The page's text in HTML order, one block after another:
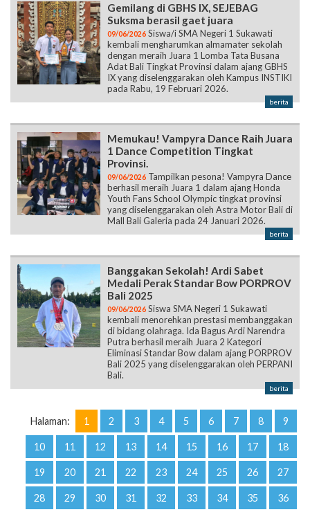
Gemilang di GBHS IX, SEJEBAG
Suksma berasil gaet juara
09/06/2026 Siswa/i SMA Negeri 1 Sukawati
kembali mengharumkan almamater sekolah
dengan meraih Juara 1 Lomba Tata Busana
Adat Bali Tingkat Provinsi dalam ajang GBHS
IX yang diselenggarakan oleh Kampus INSTIKI
pada Rabu, 19 Februari 2026.
berita
Memukau! Vampyra Dance Raih Juara
1 Dance Competition Tingkat
Provinsi.
09/06/2026 Tampilkan pesona! Vampyra Dance
berhasil meraih Juara 1 dalam ajang Honda
Youth Fans School Olympic tingkat provinsi
yang diselenggarakan oleh Astra Motor Bali di
Mall Bali Galeria pada 24 Januari 2026.
berita
Banggakan Sekolah! Ardi Sabet
Medali Perak Standar Bow PORPROV
Bali 2025
09/06/2026 Siswa SMA Negeri 1 Sukawati
kembali menorehkan prestasi membanggakan
di bidang olahraga. Ida Bagus Ardi Narendra
Putra berhasil meraih Juara 2 Kategori
Eliminasi Standar Bow dalam ajang PORPROV
Bali 2025 yang diselenggarakan oleh PERPANI
Bali.
berita
Halaman: 1 2 3 4 5 6 7 8 9
10 11 12 13 14 15 16 17 18
19 20 21 22 23 24 25 26 27
28 29 30 31 32 33 34 35 36